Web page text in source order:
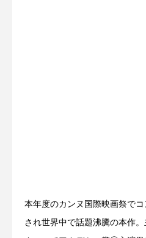
本年度のカンヌ国際映画祭で
され世界中で話題沸騰の本作